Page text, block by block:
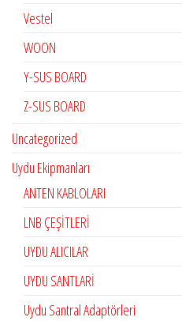
Vestel
WOON
Y-SUS BOARD
Z-SUS BOARD
Uncategorized
Uydu Ekipmanları
ANTEN KABLOLARI
LNB ÇEŞİTLERİ
UYDU ALICILAR
UYDU SANTLARİ
Uydu Santral Adaptörleri